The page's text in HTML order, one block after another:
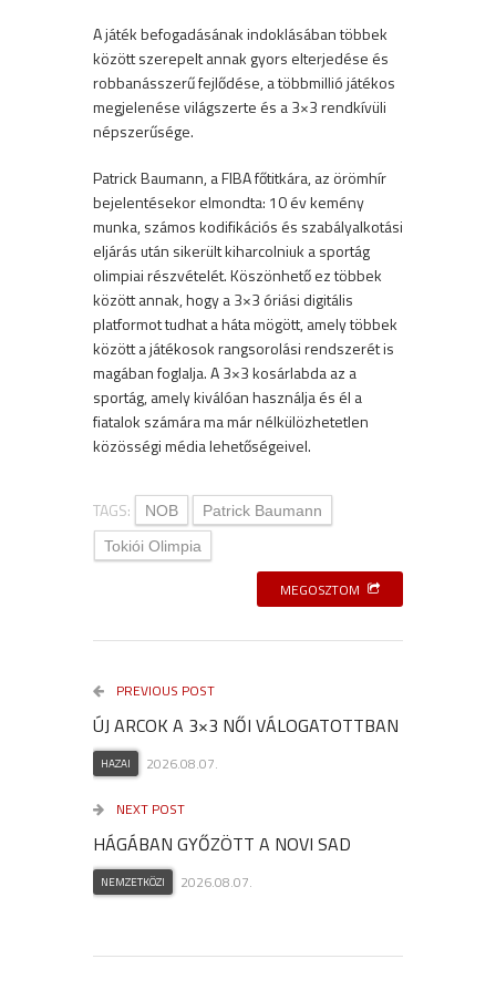
A játék befogadásának indoklásában többek
között szerepelt annak gyors elterjedése és
robbanásszerű fejlődése, a többmillió játékos
megjelenése világszerte és a 3×3 rendkívüli
népszerűsége.
Patrick Baumann, a FIBA főtitkára, az örömhír
bejelentésekor elmondta: 10 év kemény
munka, számos kodifikációs és szabályalkotási
eljárás után sikerült kiharcolniuk a sportág
olimpiai részvételét. Köszönhető ez többek
között annak, hogy a 3×3 óriási digitális
platformot tudhat a háta mögött, amely többek
között a játékosok rangsorolási rendszerét is
magában foglalja. A 3×3 kosárlabda az a
sportág, amely kiválóan használja és él a
fiatalok számára ma már nélkülözhetetlen
közösségi média lehetőségeivel.
TAGS: NOB
Patrick Baumann
Tokiói Olimpia
MEGOSZTOM
PREVIOUS POST
ÚJ ARCOK A 3×3 NŐI VÁLOGATOTTBAN
HAZAI 2026.08.07.
NEXT POST
HÁGÁBAN GYŐZÖTT A NOVI SAD
NEMZETKÖZI 2026.08.07.